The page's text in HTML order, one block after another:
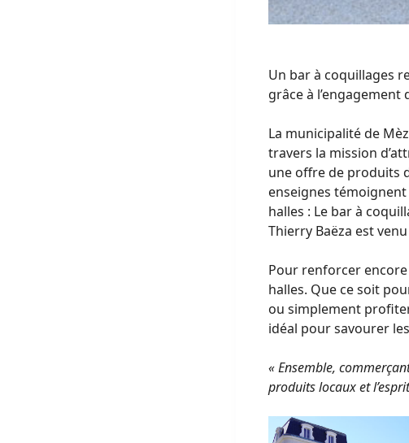
Un bar à coquillages
grâce à
La municipalité de
travers la mission
une offre de produits
enseignes
halles : Le bar à
Thierry Baëza est
Pour renforcer
halles. Que ce soit
ou simplement
idéal pour savourer
« Ensemble,
produits locaux et